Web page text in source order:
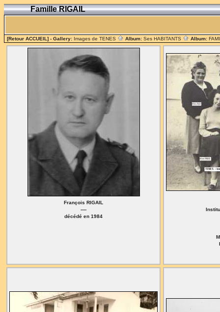
Famille RIGAIL
[Retour ACCUEIL] - Gallery: Images de TENES Album: Ses HABITANTS Album:
François RIGAIL
----
décédé en 1984